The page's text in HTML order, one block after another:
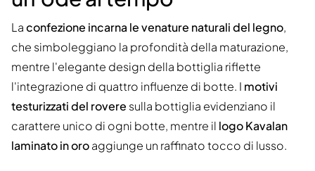
Laconfezione incarna le venature naturali del legno,
che simboleggiano la profondità della maturazione,
mentre l'elegante design della bottiglia riflette
l'integrazione di quattro influenze di botte. I motivi
testurizzati del rovere sulla bottiglia evidenziano il
carattere unico di ogni botte, mentre il logo Kavalan
laminato in oroaggiunge un raffinato tocco di lusso.